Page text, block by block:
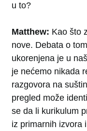
u to?
Matthew: Kao što
nove. Debata o
ukorenjena je u
je nećemo nikada
razgovora na
pregled može
se da li kurikulum
iz primarnih izvora